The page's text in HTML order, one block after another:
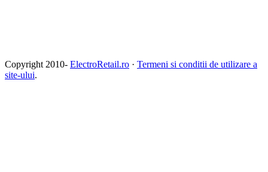
Copyright 2010- ElectroRetail.ro · Termeni si conditii de utilizare a
site-ului.